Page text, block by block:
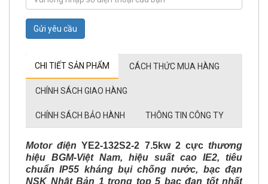
Motor điệnYE2-132S2-2 7.5kw 2 cựcthương
hiệu BGM-Việt Nam, hiệu suất cao IE2, tiêu
chuẩn IP55 kháng bụi chống nước, bạc đạn
NSK Nhật Bản 1 trong top 5 bạc đạn tốt nhất
thế giới. Vậy motor điện BGM là gì? Sơ đồ cấu